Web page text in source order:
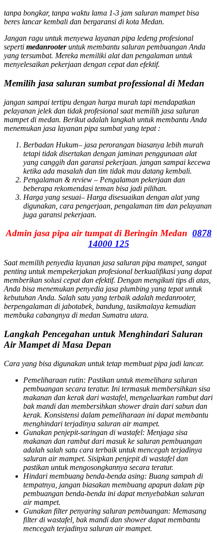
tanpa bongkar, tanpa waktu lama 1-3 jam saluran mampet bisa
beres lancar kembali dan bergaransi di kota Medan.
Jangan ragu untuk menyewa layanan pipa ledeng profesional
seperti medanrooteruntuk membantu saluran pembuangan Anda
yang tersumbat. Mereka memiliki alat dan pengalaman untuk
menyelesaikan pekerjaan dengan cepat dan efektif.
Memilih jasa saluran sumbat professional di Medan
jangan sampai tertipu dengan harga murah tapi mendapatkan
pelayanan jelek dan tidak profesional saat memilih jasa saluran
mampet di medan. Berikut adalah langkah untuk membantu Anda
menemukan jasa layanan pipa sumbat yang tepat :
Berbadan Hukum– jasa perorangan biasanya lebih murah
tetapi tidak disertakan dengan jaminan penggunaan alat
yang canggih dan garansi pekerjaan. jangan sampai kecewa
ketika ada masalah dan tim tidak mau datang kembali.
Pengalaman & review – Pengalaman pekerjaan dan
beberapa rekomendasi teman bisa jadi pilihan.
Harga yang sesuai– Harga disesuaikan dengan alat yang
digunakan, cara pengerjaan, pengalaman tim dan pelayanan
juga garansi pekerjaan.
Admin jasa pipa air tumpat di Beringin Medan 0878
14000 125
Saat memilih penyedia layanan jasa saluran pipa mampet, sangat
penting untuk mempekerjakan profesional berkualifikasi yang dapat
memberikan solusi cepat dan efektif. Dengan mengikuti tips di atas,
Anda bisa menemukan penyedia jasa plumbing yang tepat untuk
kebutuhan Anda. Salah satu yang terbaik adalah medanrooter,
berpengalaman di jabotabek, bandung, tasikmalaya kemudian
membuka cabangnya di medan Sumatra utara.
Langkah Pencegahan untuk Menghindari Saluran
Air Mampet di Masa Depan
Cara yang bisa digunakan untuk tetap membuat pipa jadi lancar.
Pemeliharaan rutin: Pastikan untuk memelihara saluran
pembuangan secara teratur. Ini termasuk membersihkan sisa
makanan dan kerak dari wastafel, mengeluarkan rambut dari
bak mandi dan membersihkan shower drain dari sabun dan
kerak. Konsistensi dalam pemeliharaan ini dapat membantu
menghindari terjadinya saluran air mampet.
Gunakan penjepit-saringan di wastafel: Menjaga sisa
makanan dan rambut dari masuk ke saluran pembuangan
adalah salah satu cara terbaik untuk mencegah terjadinya
saluran air mampet. Sisipkan penjepit di wastafel dan
pastikan untuk mengosongkannya secara teratur.
Hindari membuang benda-benda asing: Buang sampah di
tempatnya, jangan biasakan membuang apapun dalam pip
pembuangan benda-benda ini dapat menyebabkan saluran
air mampet.
Gunakan filter penyaring saluran pembuangan: Memasang
filter di wastafel, bak mandi dan shower dapat membantu
mencegah terjadinya saluran air mampet.